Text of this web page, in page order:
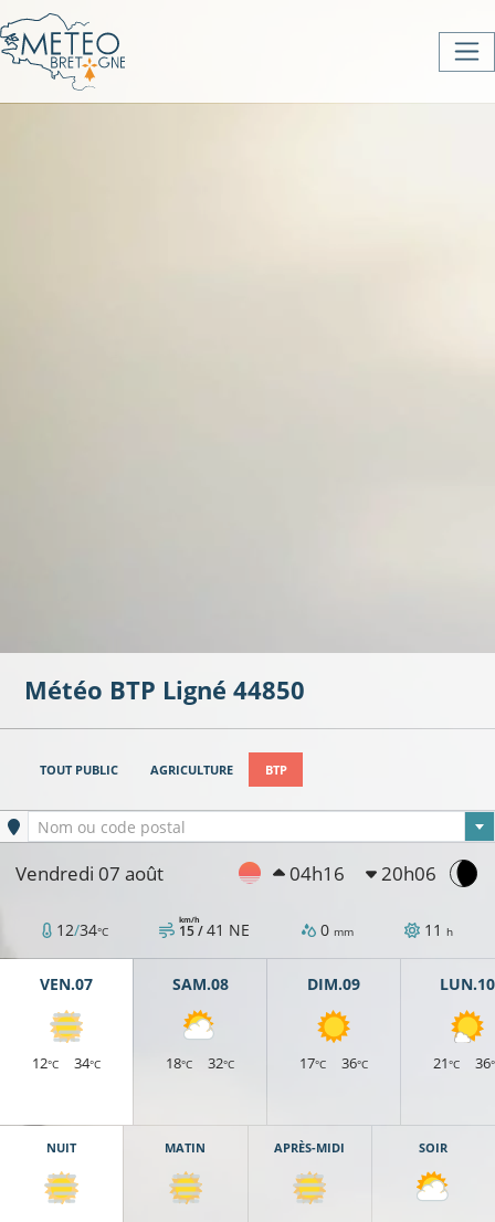
Météo BTP Ligné 44850
TOUT PUBLIC AGRICULTURE BTP
Ville sélectionnée
Nom ou code postal
Vendredi 07 août 04h16 20h06
12/34°C 15 /
km/h 41 NE 0 mm 11 h
VEN.07
12°C 34°C
SAM.08
18°C 32°C
DIM.09
17°C 36°C
LUN.10
21°C 36
NUIT MATIN APRÈS-MIDI SOIR
12°C